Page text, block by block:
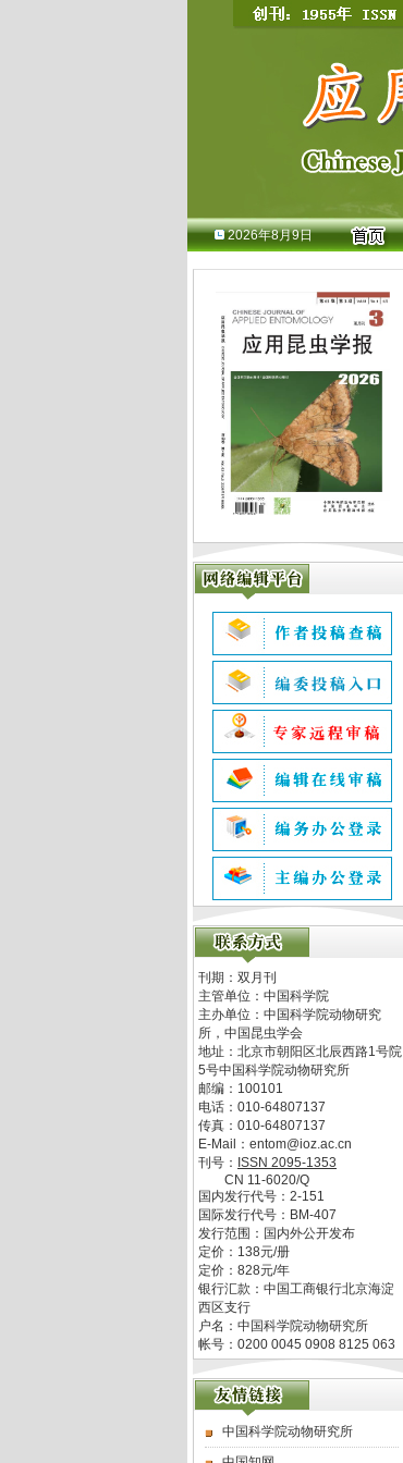
2026年8月9日
刊期：双月刊
主管单位： 中国科学院
主办单位： 中国科学院动物研究
所，中国昆虫学会
地址： 北京市朝阳区北辰西路1号院
5号中国科学院动物研究所
邮编： 100101
电话： 010-64807137
传真： 010-64807137
E-Mail： entom@ioz.ac.cn
刊号： ISSN 2095-1353
CN 11-6020/Q
国内发行代号： 2-151
国际发行代号： BM-407
发行范围：国内外公开发布
定价： 138元/册
定价： 828元/年
银行汇款：中国工商银行北京海淀
西区支行
户名：中国科学院动物研究所
帐号：0200 0045 0908 8125 063
中国科学院动物研究所